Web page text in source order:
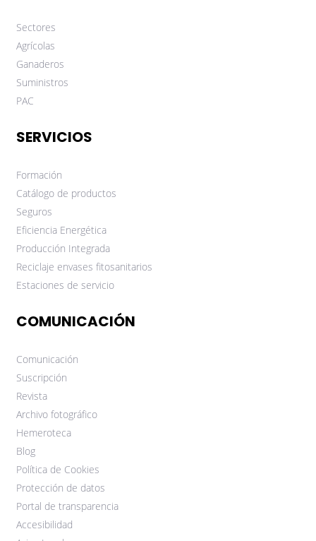
Sectores
Agrícolas
Ganaderos
Suministros
PAC
SERVICIOS
Formación
Catálogo de productos
Seguros
Eficiencia Energética
Producción Integrada
Reciclaje envases fitosanitarios
Estaciones de servicio
COMUNICACIÓN
Comunicación
Suscripción
Revista
Archivo fotográfico
Hemeroteca
Blog
Política de Cookies
Protección de datos
Portal de transparencia
Accesibilidad